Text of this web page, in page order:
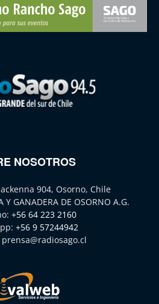
NOSOTROS
904, Osorno, Chile
Y GANADERA DE OSORNO A.G.
+56 64 223 2160
+56 9 57244942
prensa@radiosago.cl